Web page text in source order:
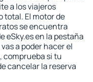
a los viajeros
total. El motor de
se encuentra
eSky.es en la pestaña
a poder hacer el
comprueba si tu
cancelar la reserva